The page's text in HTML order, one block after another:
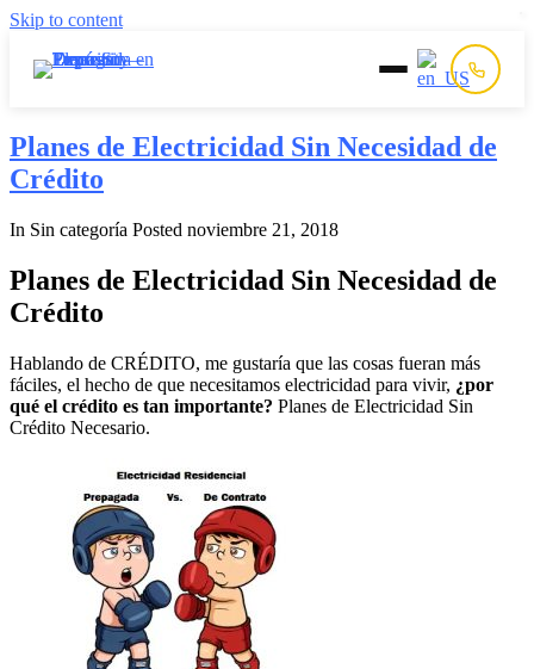
Skip to content
Inicio
Postpago
Contacto
Planes de Electricidad Sin Necesidad de
Crédito
In Sin categoría Posted noviembre 21, 2018
Planes de Electricidad Sin Necesidad de
Crédito
Hablando de CRÉDITO, me gustaría que las cosas fueran más
fáciles, el hecho de que necesitamos electricidad para vivir, ¿por
qué el crédito es tan importante? Planes de Electricidad Sin
Crédito Necesario.